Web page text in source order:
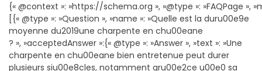
{« @context »: »https://schema.org », »@type »: »FAQPage »,
[{« @type »: »Question », »name »: »Quelle est la duru00e9e
moyenne du2019une charpente en chu00eane
? », »acceptedAnswer »:{« @type »: »Answer », »text »: »Une
charpente en chu00eane bien entretenue peut durer
plusieurs siu00e8cles, notamment gru00e2ce u00e0 sa